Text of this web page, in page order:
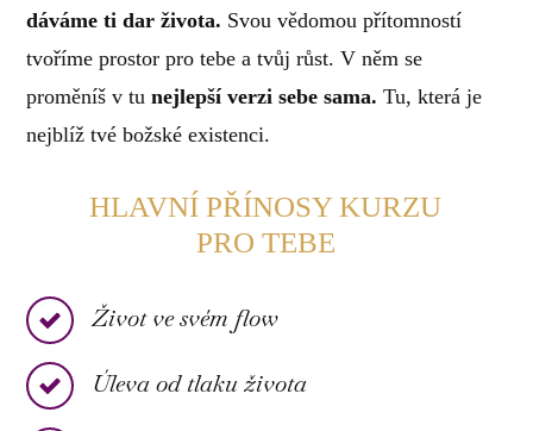
dáváme ti dar života. Svou vědomou přítomností
tvoříme prostor pro tebe a tvůj růst. V něm se
proměníš v tunejlepší verzi sebe sama. Tu, která je
nejblíž tvé božské existenci.
HLAVNÍ PŘÍNOSY KURZU
PRO TEBE
Život ve svém flow
Úleva od tlaku života